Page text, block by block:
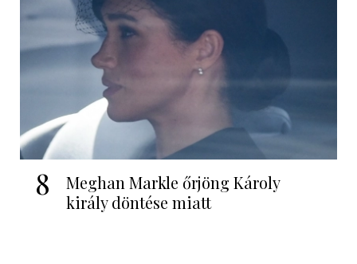
8
Meghan Markle őrjöng Károly
király döntése miatt